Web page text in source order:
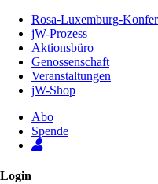
Inhalt
Seite
Rosa-Luxemburg-
jW-Prozess
Aktionsbüro
Genossenschaft
Veranstaltungen
jW-Shop
Abo
Spende
Login